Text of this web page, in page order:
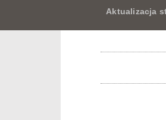
Aktualizacja